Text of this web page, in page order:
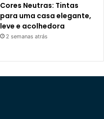
Cores Neutras: Tintas
para uma casa elegante,
leve e acolhedora
2 semanas atrás